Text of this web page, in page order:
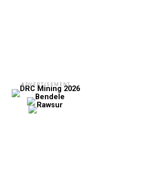
ADVERTISEMENT